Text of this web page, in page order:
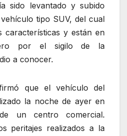
sido levantado y subido
tipo SUV, del cual
características y están en
por el sigilo de la
a conocer.
que el vehículo del
la noche de ayer en
un centro comercial.
peritajes realizados a la